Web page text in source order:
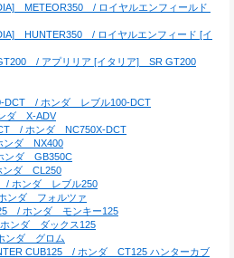
　METEOR350　/ ロイヤルエンフィールド
　HUNTER350　/ ロイヤルエンフィード [イ
　/ アプリリア [イタリア]　SR GT200
DCT　/ ホンダ　レブル100-DCT
ダ　X-ADV
　/ ホンダ　NC750X-DCT
ンダ　NX400
ンダ　GB350C
ンダ　CL250
/ ホンダ　レブル250
ンダ　フォルツァ
　/ ホンダ　モンキー125
ンダ　ダックス125
ンダ　グロム
CUB125　/ ホンダ　CT125 ハンターカブ